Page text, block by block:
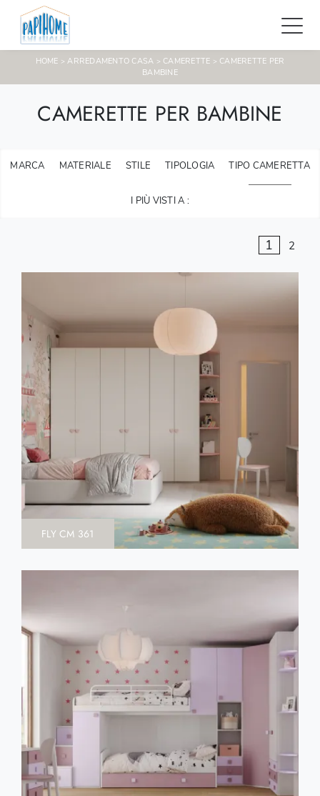
HOME >ARREDAMENTO CASA > CAMERETTE > CAMERETTE PER
BAMBINE
CAMERETTE PER BAMBINE
MARCA MATERIALE STILE TIPOLOGIA TIPO CAMERETTA
I PIÙ VISTI A :
1 2
FLY CM 361